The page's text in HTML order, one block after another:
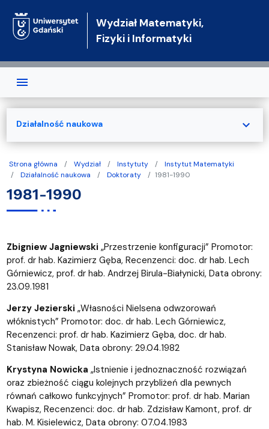
Wydział Matematyki,
Fizyki i Informatyki
Strona główna Wydział Instytuty
Instytut Matematyki
Działalność naukowa
Doktoraty 1981-1990
1981-1990
Zbigniew Jagniewski „Przestrzenie konfiguracji” Promotor:
prof. dr hab. Kazimierz Gęba, Recenzenci: doc. dr hab. Lech
Górniewicz, prof. dr hab. Andrzej Birula-Białynicki, Data obrony:
23.09.1981
Jerzy Jezierski „Własności Nielsena odwzorowań
włóknistych” Promotor: doc. dr hab. Lech Górniewicz,
Recenzenci: prof. dr hab. Kazimierz Gęba, doc. dr hab.
Stanisław Nowak, Data obrony: 29.04.1982
Krystyna Nowicka „Istnienie i jednoznaczność rozwiązań
oraz zbieżność ciągu kolejnych przybliżeń dla pewnych
równań całkowo funkcyjnych” Promotor: prof. dr hab. Marian
Kwapisz, Recenzenci: doc. dr hab. Zdzisław Kamont, prof. dr
hab. M. Kisielewicz, Data obrony: 07.04.1983
Działalność naukowa expand_more